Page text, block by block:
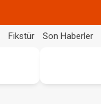
Fikstür Son Haberler